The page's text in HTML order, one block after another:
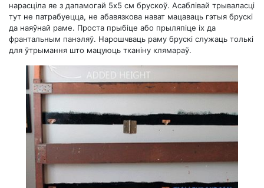
нарасціла яе з дапамогай 5x5 см брускоў. Асаблівай трываласці
тут не патрабуецца, не абавязкова нават мацаваць гэтыя брускі
да наяўнай раме. Проста прыбіце або прыляпіце іх да
франтальным панэляў. Нарошчваць раму брускі служаць толькі
для ўтрымання што мацуюць тканіну клямараў.